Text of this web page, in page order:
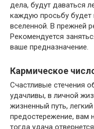
дела, будут даваться
каждую просьбу будет
вселенной. В прежней
Рекомендуется
ваше предназначение.
Кармическое
Счастливые стечения
удачливы, в личной
жизненный путь,
предостережение, вам
тогда удача